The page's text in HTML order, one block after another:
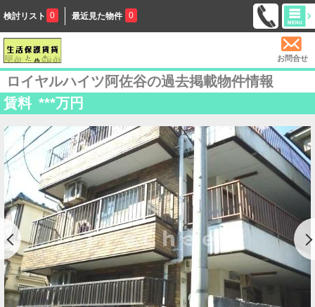
検討リスト 0 最近見た物件 0
お問合せ
ロイヤルハイツ阿佐谷の過去掲載物件情報
賃料 ***万円